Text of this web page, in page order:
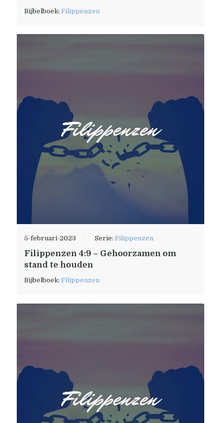
Bijbelboek:Filippenzen
5-februari-2023 Serie:Filippenzen
Filippenzen 4:9 – Gehoorzamen om
stand te houden
Bijbelboek:Filippenzen